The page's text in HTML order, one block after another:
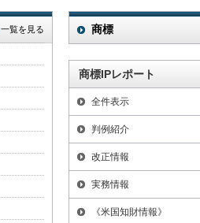
一覧を見る 商標
商標IPレポート
全件表示
判例紹介
改正情報
実務情報
《米国知財情報》